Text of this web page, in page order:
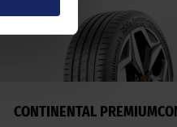
CONTINENTAL